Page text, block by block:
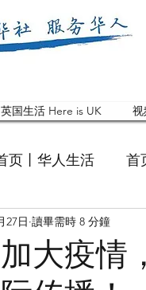
英国生活 Here is UK
页丨华人生活 首
英国快乐肥宅指南 Cola
大疫情
27日 讀畢需時 8 分鐘